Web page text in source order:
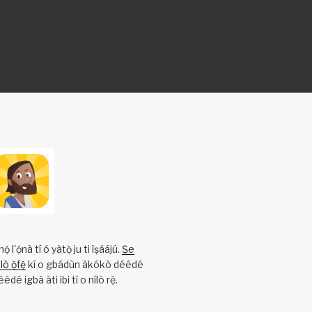
l'ọ́nà tí ó yàtọ̀ ju ti ìṣáájú. Ṣe
ọ̀fẹ́kí o gbádùn àkókò déédé
igbà àti ibi tí o nílò rẹ̀.